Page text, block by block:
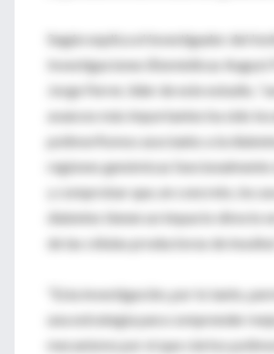
Según explica el investigador del
Investigaciones Biomédicas August
Jorge Ferrer, líder de este estudio,
avances más importantes ha sido
polimorfismos asociados a la
regiones genómicas
y comprobar que, en concreto, los
diabetes tienen un impacto directo
de las células productoras de insulina”.
“Esta investigación, por lo tanto,
una estrategia para comprender
mecanismo por el que ciertos